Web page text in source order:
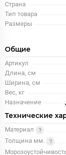
Страна
Тип товара
Размеры
Общие
Артикул
Длина, см
Ширина, см
Вес, кг
Назначение
Технические
Материал
Толщина мм.